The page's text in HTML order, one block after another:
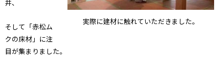
実際に建材に触れていただきました。
井、
そして「赤松ム
クの床材」に注
目が集まりました。